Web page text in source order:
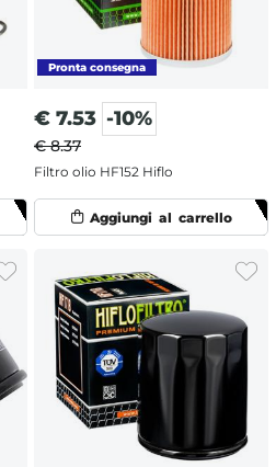
€ 7.53 -10%
€ 8.37
Filtro olio HF152 Hiflo